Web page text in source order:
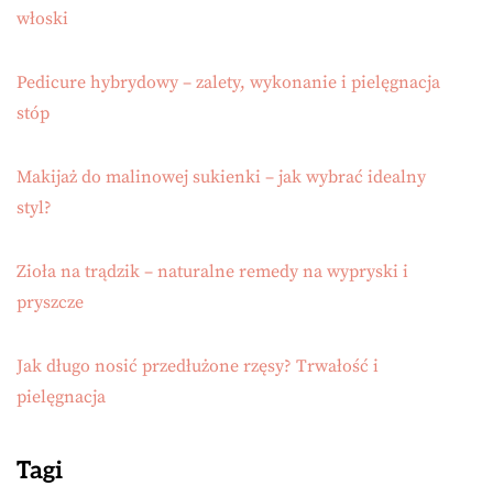
włoski
Pedicure hybrydowy – zalety, wykonanie i pielęgnacja
stóp
Makijaż do malinowej sukienki – jak wybrać idealny
styl?
Zioła na trądzik – naturalne remedy na wypryski i
pryszcze
Jak długo nosić przedłużone rzęsy? Trwałość i
pielęgnacja
Tagi